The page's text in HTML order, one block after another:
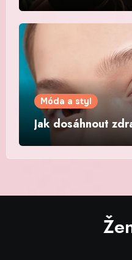
Móda a styl
Jak dosáhnout